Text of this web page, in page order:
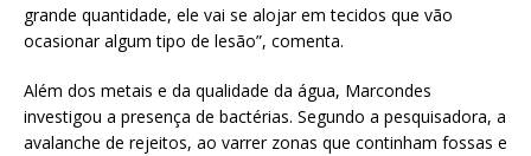
grande quantidade, ele vai se alojar em tecidos que vão
ocasionar algum tipo de lesão”, comenta.
Além dos metais e da qualidade da água, Marcondes
investigou a presença de bactérias. Segundo a pesquisadora, a
avalanche de rejeitos, ao varrer zonas que continham fossas e